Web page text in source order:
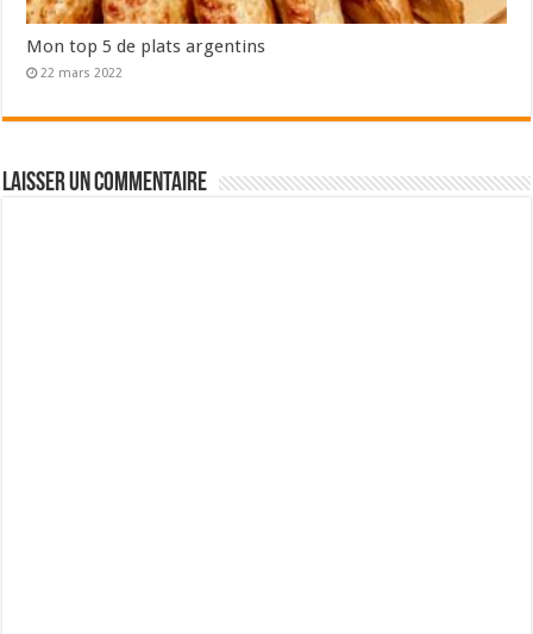
Mon top 5 de plats argentins
22 mars 2022
Laisser un commentaire